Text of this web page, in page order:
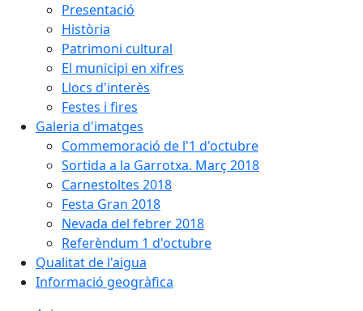
Presentació
Història
Patrimoni cultural
El municipi en xifres
Llocs d'interès
Festes i fires
Galeria d'imatges
Commemoració de l'1 d'octubre
Sortida a la Garrotxa. Març 2018
Carnestoltes 2018
Festa Gran 2018
Nevada del febrer 2018
Referèndum 1 d'octubre
Qualitat de l'aigua
Informació geogràfica